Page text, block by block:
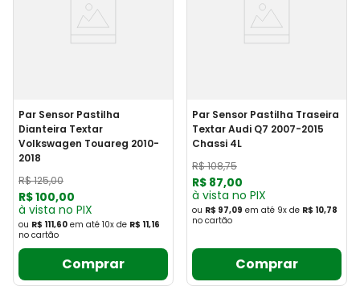
Par Sensor Pastilha
Dianteira Textar
Volkswagen Touareg 2010-
2018
R$125,00
R$100,00
à vista no PIX
ou R$ 111,60 em até 10x de R$ 11,16
no cartão
Comprar
Par Sensor Pastilha Traseira
Textar Audi Q7 2007-2015
Chassi 4L
R$108,75
R$ 87,00
à vista no PIX
ou R$ 97,09 em até 9x de R$ 10,78
no cartão
Comprar